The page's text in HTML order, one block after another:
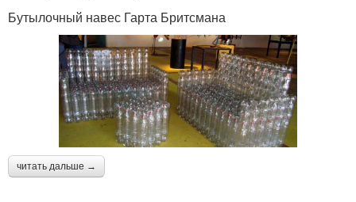
Бутылочный навес Гарта Бритсмана
читать дальше →